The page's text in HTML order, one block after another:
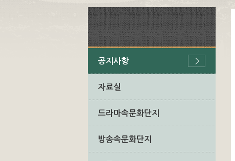
공지사항
자료실
드라마속문화단지
방송속문화단지